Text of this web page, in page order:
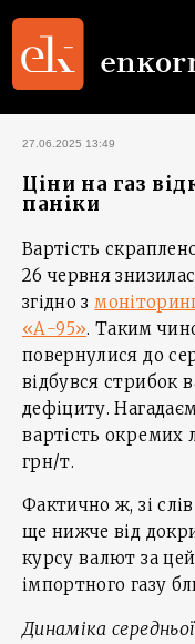
27.06.2025 13:49
Ціни на газ
паніки
Вартість
26 червня
згідно з
«А-95». Таким
повернулися до
відбувся стрибок
дефіциту.
вартість окремих
грн/т.
Фактично ж, зі
ще нижче від
курсу валют за
імпортного газу
Динаміка